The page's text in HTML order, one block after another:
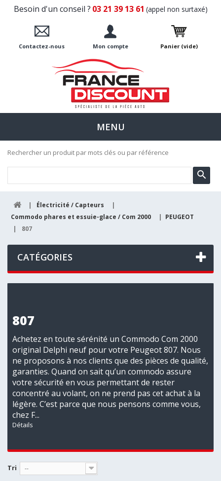
Besoin d'un conseil ? 03 21 39 13 61 (appel non surtaxé)
Contactez-nous Mon compte Panier (vide)
MENU
Rechercher un produit par mots clés ou par référence
| Électricité / Capteurs
|
Commodo phares et essuie-glace / Com 2000
| PEUGEOT
|
807
CATÉGORIES
807
Achetez en toute sérénité un Commodo Com 2000
original Delphi neuf pour votre Peugeot 807. Nous
ne proposons à nos clients que des pièces de qualité,
garanties. Quand on sait qu’un commodo assure
votre sécurité en vous permettant de rester
concentré au volant, on ne prend pas cet achat à la
légère. C’est parce que nous pensons comme vous,
chez F...
Détails
Tri --